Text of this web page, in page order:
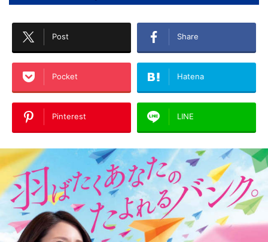
Post Share
Pocket Hatena
Pinterest LINE